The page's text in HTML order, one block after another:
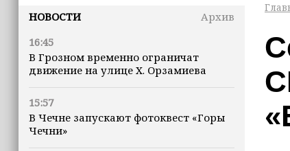
НОВОСТИ
Архив
16:45
В Грозном временно ограничат
движение на улице Х. Орзамиева
15:57
В Чечне запускают фотоквест «Горы
Чечни»